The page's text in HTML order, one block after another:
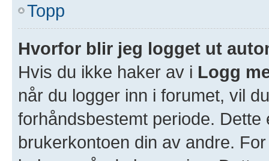
Topp
Hvorfor blir jeg logget ut
Hvis du ikke haker av i Logg
når du logger inn i forumet, vil
forhåndsbestemt periode.
brukerkontoen din av andre.